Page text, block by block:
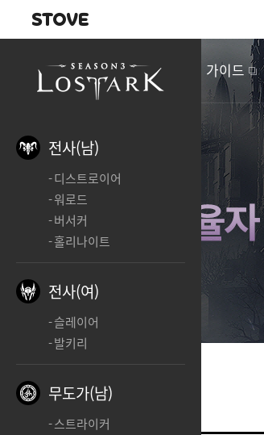
새소식 게임정보 가이드
전사(남)
디스트로이어
워로드
버서커
홀리나이트
전사(여)
슬레이어
발키리
무도가(남)
스트라이커